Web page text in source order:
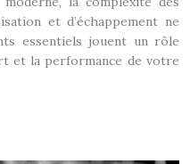
et d’échappement ne
essentiels jouent un rôle
et la performance de votre